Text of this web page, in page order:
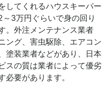
してくれるハウスキーパー
～3万円ぐらいで身の回り
。外注メンテナンス業者
ング、害虫駆除、エアコン
塗装業者などがあり、日本
スの質は業者によって優劣
要があります。